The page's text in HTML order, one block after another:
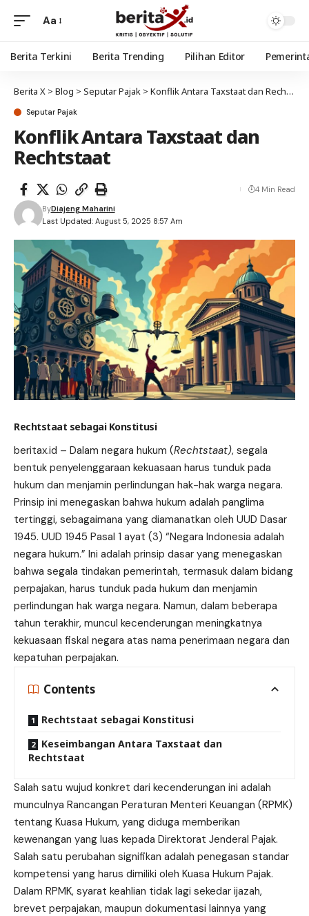
Aa
Berita Terkini Berita Trending Pilihan Editor
Berita X > Blog > Seputar Pajak > Konflik Antara Taxstaat dan Rechtstaat
Seputar Pajak
Konflik Antara Taxstaat dan
Rechtstaat
Last Updated: August 5, 2025 8:57 Am
ByDiajeng Maharini
4 Min Read
Rechtstaat sebagai Konstitusi
beritax.id – Dalam negara hukum (Rechtstaat), segala
bentuk penyelenggaraan kekuasaan harus tunduk pada
hukum dan menjamin perlindungan hak-hak warga negara.
Prinsip ini menegaskan bahwa hukum adalah panglima
tertinggi, sebagaimana yang diamanatkan oleh UUD Dasar
1945. UUD 1945 Pasal 1 ayat (3) “Negara Indonesia adalah
negara hukum.” Ini adalah prinsip dasar yang menegaskan
bahwa segala tindakan pemerintah, termasuk dalam bidang
perpajakan, harus tunduk pada hukum dan menjamin
perlindungan hak warga negara. Namun, dalam beberapa
tahun terakhir, muncul kecenderungan meningkatnya
kekuasaan fiskal negara atas nama penerimaan negara dan
kepatuhan perpajakan.
Contents
Rechtstaat sebagai Konstitusi
Keseimbangan Antara Taxstaat dan
Rechtstaat
Salah satu wujud konkret dari kecenderungan ini adalah
munculnya Rancangan Peraturan Menteri Keuangan (RPMK)
tentang Kuasa Hukum, yang diduga memberikan
kewenangan yang luas kepada Direktorat Jenderal Pajak.
Salah satu perubahan signifikan adalah penegasan standar
kompetensi yang harus dimiliki oleh Kuasa Hukum Pajak.
Dalam RPMK, syarat keahlian tidak lagi sekedar ijazah,
brevet perpajakan, maupun dokumentasi lainnya yang